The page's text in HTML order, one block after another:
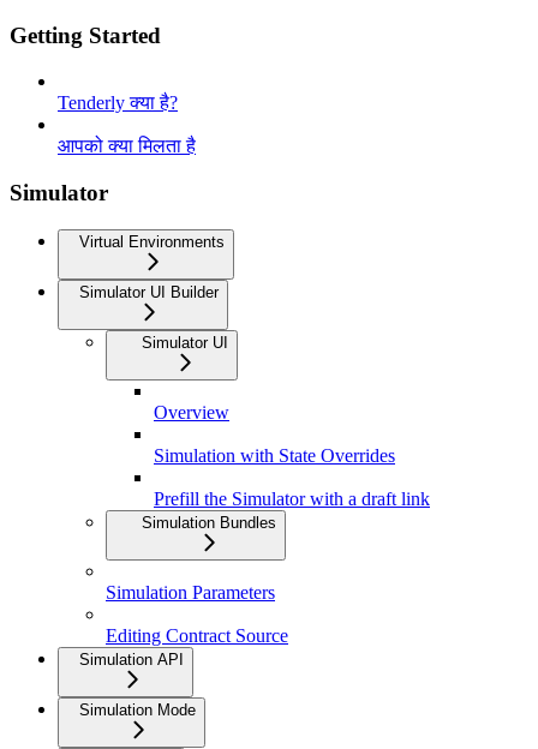
Getting Started
Tenderly क्या है?
आपको क्या मिलता है
Simulator
Virtual Environments
Simulator UI Builder
Simulator UI
Overview
Simulation with State Overrides
Prefill the Simulator with a draft link
Simulation Bundles
Simulation Parameters
Editing Contract Source
Simulation API
Simulation Mode